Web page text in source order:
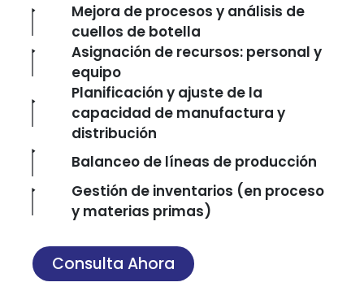
Mejora de procesos y análisis de
cuellos de botella
Asignación de recursos: personal y
equipo
Planificación y ajuste de la
capacidad de manufactura y
distribución
Balanceo de líneas de producción
Gestión de inventarios (en proceso
y materias primas)
Consulta Ahora